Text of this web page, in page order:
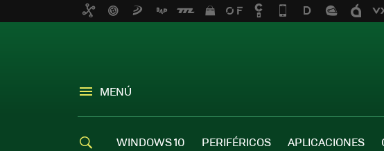
MENÚ
WINDOWS 10 PERIFÉRICOS APLICACIONES